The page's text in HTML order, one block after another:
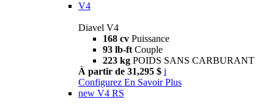
V4
Diavel V4
168 cv Puissance
93 lb-ft Couple
223 kg POIDS SANS CARBURANT
À partir de 31,295 $ i
Configurez En Savoir Plus
new V4 RS